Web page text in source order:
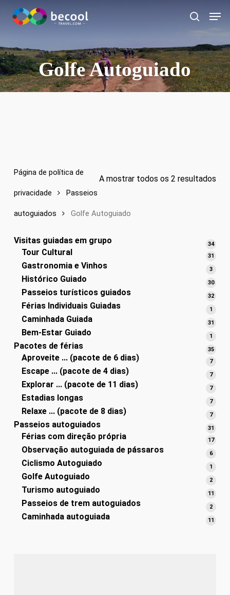
para
principal
procurar
Golfe Autoguiado
A mostrar todos os 2 resultados
Página de política de
privacidade Passeios
autoguiados Golfe Autoguiado
Visitas guiadas em grupo 3434
Tour Cultural 31
Gastronomia e Vinhos 33
Histórico Guiado 3030
Passeios turísticos guiados 3232
Férias Individuais Guiadas 1
Caminhada Guiada 31
Bem-Estar Guiado 1
Pacotes de férias 3535
Aproveite ... (pacote de 6 dias) 77
Escape ... (pacote de 4 dias) 77
Explorar ... (pacote de 11 dias) 77
Estadias longas 77
Relaxe ... (pacote de 8 dias) 77
Passeios autoguiados 31
Férias com direção própria 1717
Observação autoguiada de pássaros 66
Ciclismo Autoguiado 1
Golfe Autoguiado 22
Turismo autoguiado 11
Passeios de trem autoguiados 22
Caminhada autoguiada 11